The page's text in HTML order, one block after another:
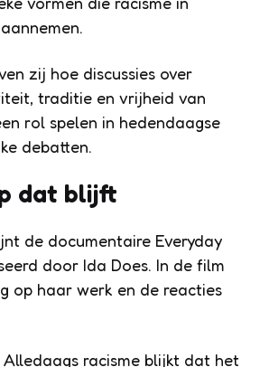
zij hoe discussies over
traditie en vrijheid van
rol spelen in hedendaagse
debatten.
dat blijft
de documentaire Everyday
door Ida Does. In de film
op haar werk en de reacties
racisme blijkt dat het